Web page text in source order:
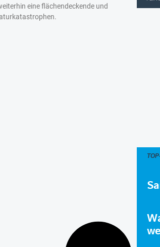
eine flächendeckende und